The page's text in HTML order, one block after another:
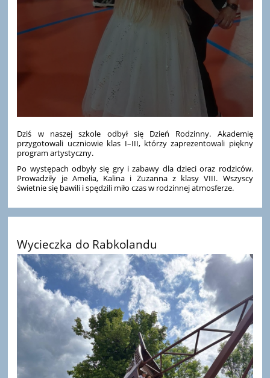
Dziś w naszej szkole odbył się Dzień Rodzinny. Akademię
przygotowali uczniowie klas I–III, którzy zaprezentowali piękny
program artystyczny.
Po występach odbyły się gry i zabawy dla dzieci oraz rodziców.
Prowadziły je Amelia, Kalina i Zuzanna z klasy VIII. Wszyscy
świetnie się bawili i spędzili miło czas w rodzinnej atmosferze.
Wycieczka do Rabkolandu